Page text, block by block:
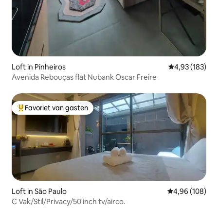
Loft in Pinheiros Gemiddelde
4,93 (183)
Avenida Rebouças flat Nubank Oscar Freire
Topfavoriet van gasten
Favoriet van gasten
Loft in São Paulo Gemiddelde
4,96 (108)
C Vak/Stil/Privacy/50 inch tv/airco.